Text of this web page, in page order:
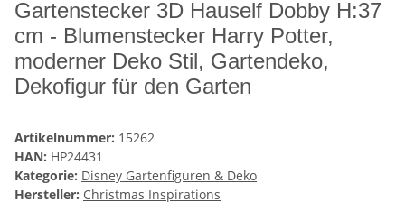
Gartenstecker 3D Hauself Dobby H:37
cm - Blumenstecker Harry Potter,
moderner Deko Stil, Gartendeko,
Dekofigur für den Garten
Artikelnummer: 15262
HAN: HP24431
Kategorie: Disney Gartenfiguren & Deko
Hersteller: Christmas Inspirations